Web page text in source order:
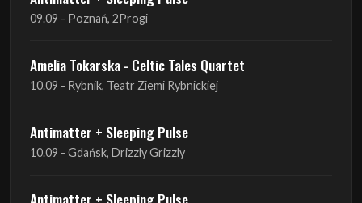
10.09 - Rybnik, Teatr Ziemi Rybnickiej
Antimatter + Sleeping Pulse
Antimatter + Sleeping Pulse
11.09 - Warszawa, VooDoo Club
Antimatter + Sleeping Pulse